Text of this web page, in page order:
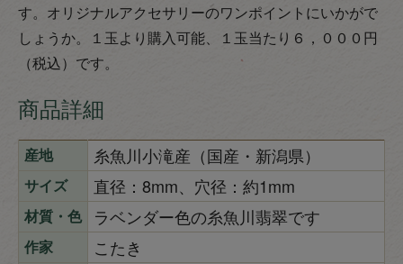
す。オリジナルアクセサリーのワンポイントにいかがで
しょうか。１玉より購入可能、１玉当たり６，０００円
（税込）です。
商品詳細
産地 糸魚川小滝産（国産・新潟県）
サイズ 直径：8mm、穴径：約1mm
材質・色 ラベンダー色の糸魚川翡翠です
作家 こたき